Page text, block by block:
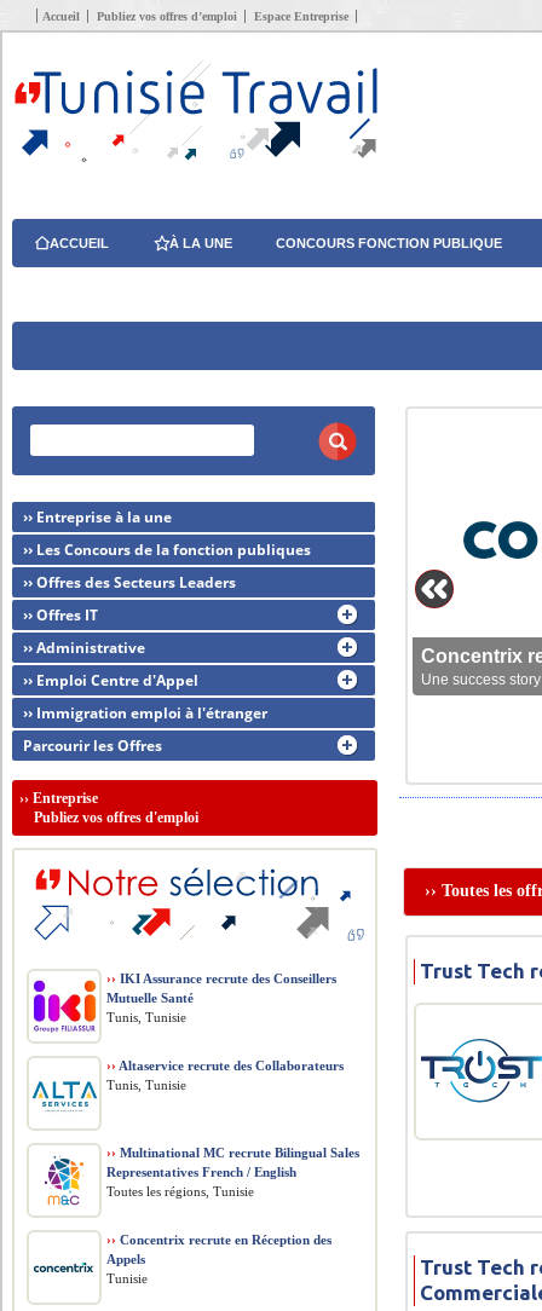
Accueil Publiez vos offres d’emploi Espace Entreprise
ACCUEIL À LA UNE CONCOURS FONCTION PUBLIQUE
Concentrix
Une success
›› Toutes les
Trust Tech
Trust Tech
›› Entreprise à la une
›› Les Concours de la fonction publiques
›› Offres des Secteurs Leaders
›› Offres IT
›› Administrative
›› Emploi Centre d'Appel
›› Immigration emploi à l'étranger
Parcourir les Offres
››Entreprise
Publiez vos offres d'emploi
›› IKI Assurance recrute des Conseillers
Mutuelle Santé
Tunis, Tunisie
›› Altaservice recrute des Collaborateurs
Tunis, Tunisie
›› Multinational MC recrute Bilingual Sales
Representatives French / English
Toutes les régions, Tunisie
›› Concentrix recrute en Réception des
Appels
Tunisie